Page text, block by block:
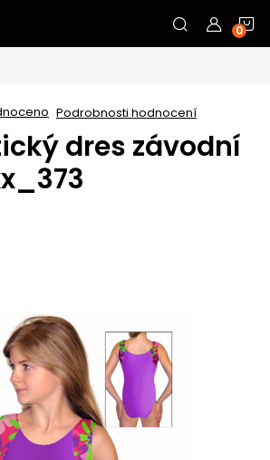
Podrobnosti hodnocení
dres závodní